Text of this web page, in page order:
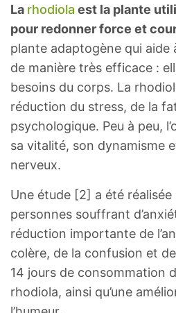
La rhodiola est la plante
pour redonner force et
plante adaptogène qui aide
de manière très efficace :
besoins du corps. La
réduction du stress, de la
psychologique. Peu à peu,
sa vitalité, son dynamisme
nerveux.
Une étude [2] a été réalisée
personnes souffrant
réduction importante de
colère, de la confusion et
14 jours de consommation
rhodiola, ainsi qu’une